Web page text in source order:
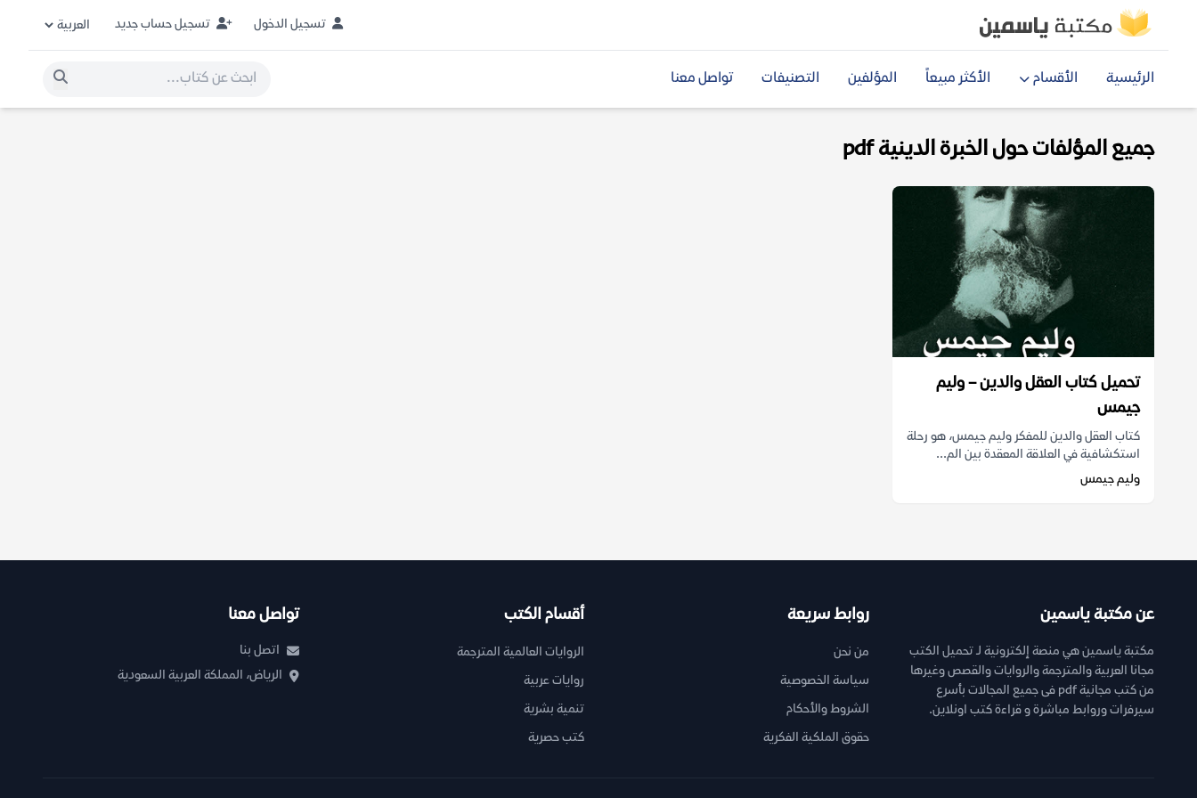
تسجيل الدخول تسجيل حساب جديد
الرئيسية الأقسام الأكثر مبيعاً المؤلفين التصنيفات تواصل معنا
جميع المؤلفات حول الخبرة الدينية pdf
تحميل كتاب العقل والدين – وليم
جيمس
كتاب العقل والدين للمفكر وليم جيمس، هو رحلة
استكشافية في العلاقة المعقدة بين الم...
وليم جيمس
عن مكتبة ياسمين
مكتبة ياسمين هي منصة إلكترونية لـ تحميل الكتب
مجانا العربية والمترجمة والروايات والقصص وغيرها
من كتب مجانية pdf فى جميع المجالات بأسرع
سيرفرات وروابط مباشرة و قراءة كتب اونلاين.
روابط سريعة
من نحن
سياسة الخصوصية
الشروط والأحكام
حقوق الملكية الفكرية
أقسام الكتب
الروايات العالمية المترجمة
روايات عربية
تنمية بشرية
كتب حصرية
تواصل معنا
اتصل بنا
الرياض، المملكة العربية السعودية